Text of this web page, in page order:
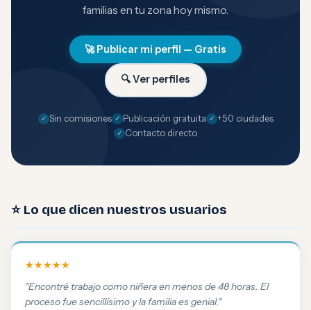
familias en tu zona hoy mismo.
🚀 Publicar mi perfil — Gratis
🔍 Ver perfiles
Sin comisiones Publicación gratuita
+50 ciudades
Contacto directo
⭐ Lo que dicen nuestros usuarios
★★★★★
"Encontré trabajo como niñera en menos de 48 horas. El
proceso fue sencillísimo y la familia es genial."